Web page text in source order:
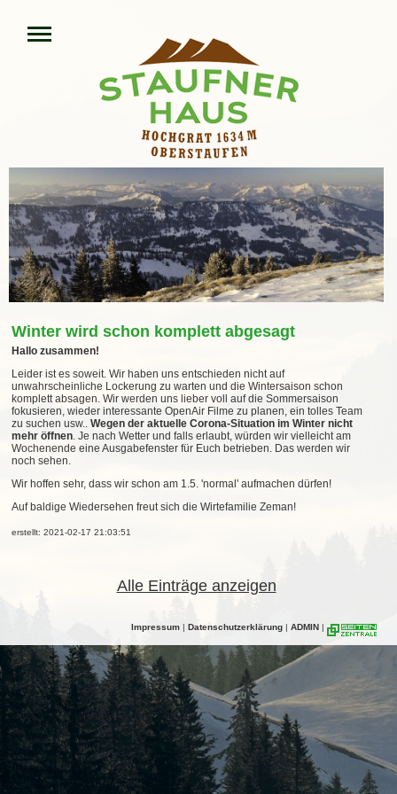
Winter wird schon komplett abgesagt
Hallo zusammen!
Leider ist es soweit. Wir haben uns entschieden nicht auf
unwahrscheinliche Lockerung zu warten und die Wintersaison schon
komplett absagen. Wir werden uns lieber voll auf die Sommersaison
fokusieren, wieder interessante OpenAir Filme zu planen, ein tolles Team
zu suchen usw.. Wegen der aktuelle Corona-Situation im Winter nicht
mehr öffnen. Je nach Wetter und falls erlaubt, würden wir vielleicht am
Wochenende eine Ausgabefenster für Euch betrieben. Das werden wir
noch sehen.
Wir hoffen sehr, dass wir schon am 1.5. 'normal' aufmachen dürfen!
Auf baldige Wiedersehen freut sich die Wirtefamilie Zeman!
erstellt: 2021-02-17 21:03:51
Alle Einträge anzeigen
Impressum | Datenschutzerklärung | ADMIN |